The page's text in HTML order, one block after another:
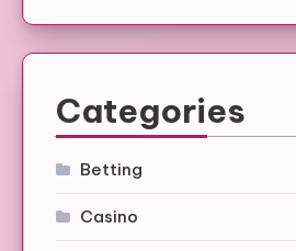
Categories
Betting
Casino